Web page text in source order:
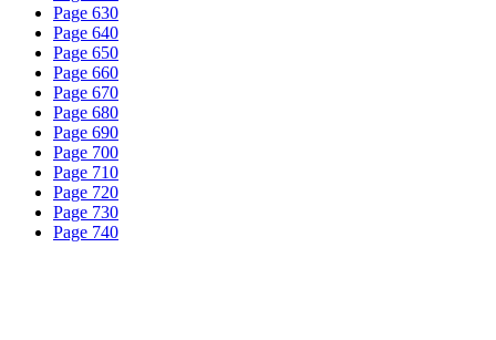
Page 630
Page 640
Page 650
Page 660
Page 670
Page 680
Page 690
Page 700
Page 710
Page 720
Page 730
Page 740